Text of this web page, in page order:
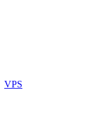
VPS